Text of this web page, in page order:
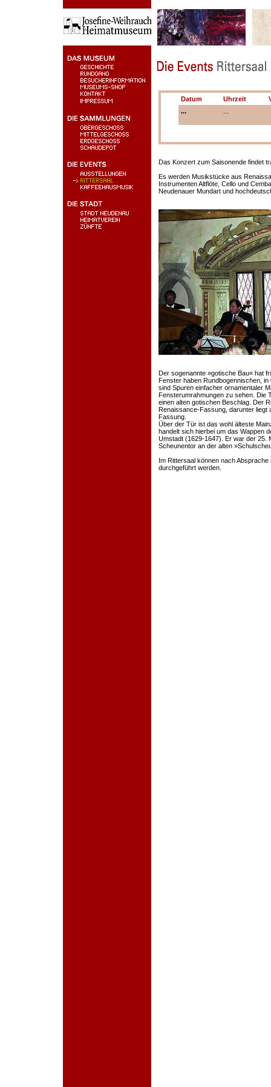
Datum Uhrzeit
...
Das Konzert zum Saisonende findet
Es werden Musikstücke aus
Instrumenten Altflöte, Cello und
Neudenauer Mundart und
Der sogenannte »gotische Bau« hat
Fenster haben Rundbogennischen,
sind Spuren einfacher ornamentaler
Fensterumrahmungen zu sehen. Die
einen alten gotischen Beschlag. Der
Renaissance-Fassung, darunter liegt
Fassung.
Über der Tür ist das wohl älteste
handelt sich hierbei um das Wappen
Umstadt (1629-1647). Er war der 25.
Scheunentor an der alten
Im Rittersaal können nach
durchgeführt werden.